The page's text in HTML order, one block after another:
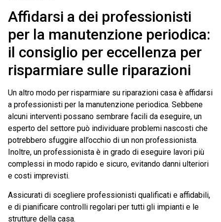
Affidarsi a dei professionisti
per la manutenzione periodica:
il consiglio per eccellenza per
risparmiare sulle riparazioni
Un altro modo per risparmiare su riparazioni casa è affidarsi
a professionisti per la manutenzione periodica. Sebbene
alcuni interventi possano sembrare facili da eseguire, un
esperto del settore può individuare problemi nascosti che
potrebbero sfuggire all’occhio di un non professionista.
Inoltre, un professionista è in grado di eseguire lavori più
complessi in modo rapido e sicuro, evitando danni ulteriori
e costi imprevisti.
Assicurati di scegliere professionisti qualificati e affidabili,
e di pianificare controlli regolari per tutti gli impianti e le
strutture della casa.